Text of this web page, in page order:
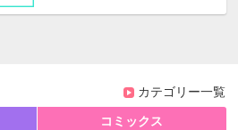
カテゴリー一覧
コミックス